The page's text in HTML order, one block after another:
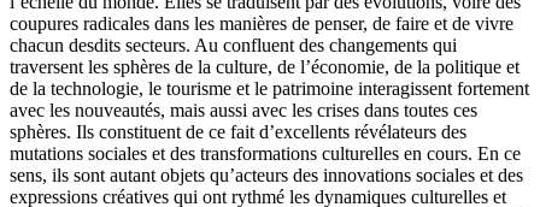
coupures radicales dans les manières de penser, de faire et de vivre
chacun desdits secteurs. Au confluent des changements qui
traversent les sphères de la culture, de l’économie, de la politique et
de la technologie, le tourisme et le patrimoine interagissent fortement
avec les nouveautés, mais aussi avec les crises dans toutes ces
sphères. Ils constituent de ce fait d’excellents révélateurs des
mutations sociales et des transformations culturelles en cours. En ce
sens, ils sont autant objets qu’acteurs des innovations sociales et des
expressions créatives qui ont rythmé les dynamiques culturelles et